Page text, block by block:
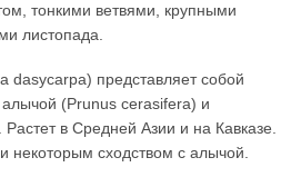
тонкими ветвями, крупными
листопада.
dasycarpa) представляет собой
(Prunus cerasifera) и
в Средней Азии и на Кавказе.
некоторым сходством с алычой.